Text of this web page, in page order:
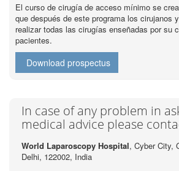
El curso de cirugía de acceso mínimo se
que después de este programa los cirujanos
realizar todas las cirugías enseñadas por su
pacientes.
Download prospectus
In case of any problem in
medical advice please
World Laparoscopy Hospital, Cyber City,
Delhi, 122002, India